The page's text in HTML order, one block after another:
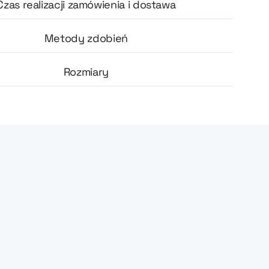
realizacji zamówienia i dostawa
Metody zdobień
Rozmiary